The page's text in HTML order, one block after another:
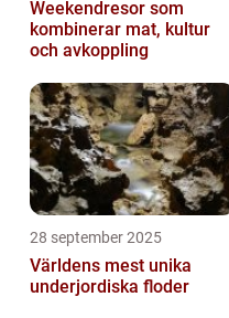
Weekendresor som
kombinerar mat, kultur
och avkoppling
28 september 2025
Världens mest unika
underjordiska floder